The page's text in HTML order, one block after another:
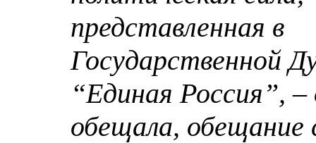
представленная в
Государственной
“Единая Россия”, –
обещала, обещание